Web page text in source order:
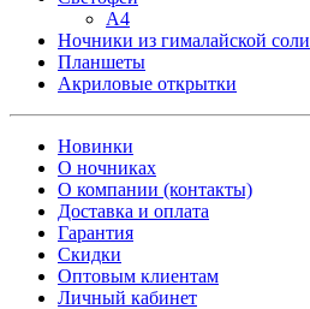
А4
Ночники из гималайской соли
Планшеты
Акриловые открытки
Новинки
О ночниках
О компании (контакты)
Доставка и оплата
Гарантия
Скидки
Оптовым клиентам
Личный кабинет